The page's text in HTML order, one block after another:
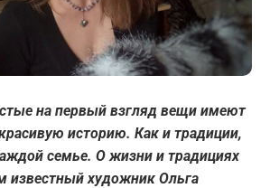
на первый взгляд вещи имеют
историю. Как и традиции,
семье. О жизни и традициях
известный художник Ольга